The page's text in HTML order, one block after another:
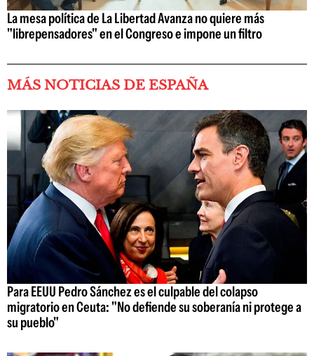
La mesa política de La Libertad Avanza no quiere más
"librepensadores" en el Congreso e impone un filtro
MÁS NOTICIAS DE ESPAÑA
Para EEUU Pedro Sánchez es el culpable del colapso
migratorio en Ceuta: "No defiende su soberanía ni protege a
su pueblo"